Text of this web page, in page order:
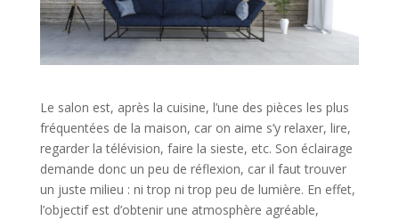
Le salon est, après la cuisine, l’une des pièces les plus
fréquentées de la maison, car on aime s’y relaxer, lire,
regarder la télévision, faire la sieste, etc. Son éclairage
demande donc un peu de réflexion, car il faut trouver
un juste milieu : ni trop ni trop peu de lumière. En effet,
l’objectif est d’obtenir une atmosphère agréable,